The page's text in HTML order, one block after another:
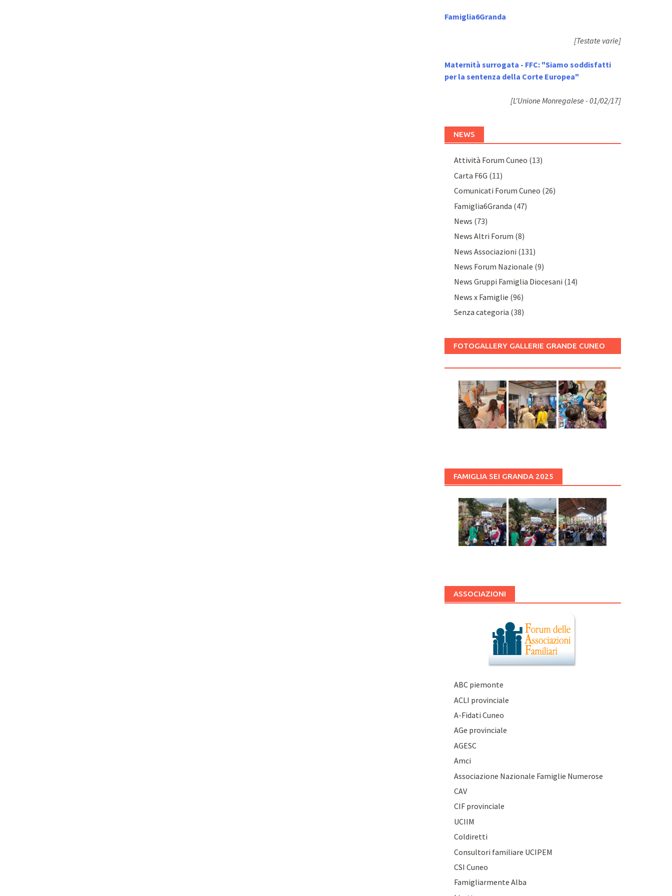
Famiglia6Granda
[Testate varie]
Maternità surrogata - FFC: "Siamo soddisfatti
per la sentenza della Corte Europea"
[L'Unione Monregalese - 01/02/17]
NEWS
Attività Forum Cuneo (13)
Carta F6G (11)
Comunicati Forum Cuneo (26)
Famiglia6Granda (47)
News (73)
News Altri Forum (8)
News Associazioni (131)
News Forum Nazionale (9)
News Gruppi Famiglia Diocesani (14)
News x Famiglie (96)
Senza categoria (38)
FOTOGALLERY GALLERIE GRANDE CUNEO
FAMIGLIA SEI GRANDA 2025
ASSOCIAZIONI
ABC piemonte
ACLI provinciale
A-Fidati Cuneo
AGe provinciale
AGESC
Amci
Associazione Nazionale Famiglie Numerose
CAV
CIF provinciale
UCIIM
Coldiretti
Consultori familiare UCIPEM
CSI Cuneo
Famigliarmente Alba